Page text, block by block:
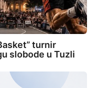
turnir
slobode u Tuzli